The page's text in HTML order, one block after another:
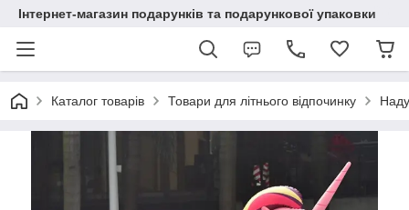
Інтернет-магазин подарунків та подарункової упаковки
Каталог товарів Товари для літнього відпочинку